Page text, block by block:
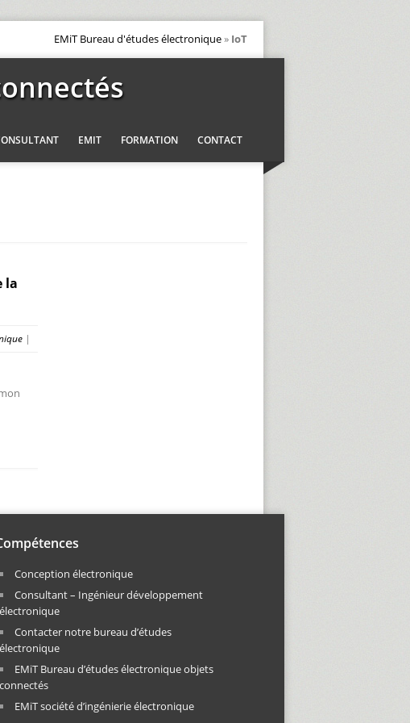
EMiT Bureau d'études électronique» IoT
EMIT FORMATION CONTACT
la
|
Conception électronique
Consultant – Ingénieur développement
électronique
Contacter notre bureau d’études
électronique
EMiT Bureau d’études électronique objets
connectés
EMiT société d’ingénierie électronique